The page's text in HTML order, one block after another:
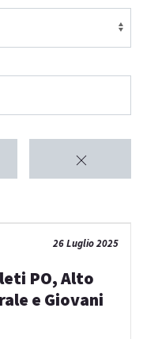
26 Luglio 2025
PO, Alto
e Giovani